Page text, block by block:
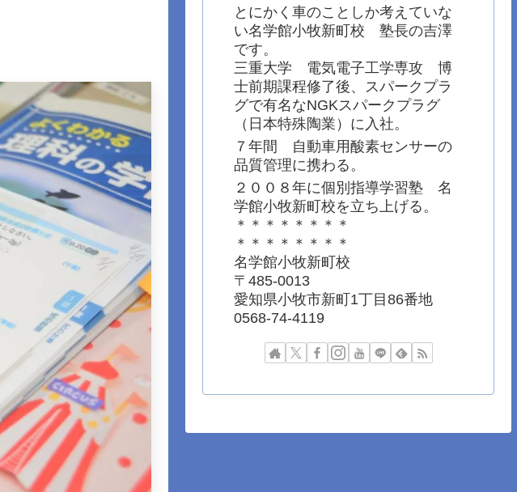
とにかく車のことしか考えていな
い名学館小牧新町校 塾長の吉澤
です。
三重大学 電気電子工学専攻 博
士前期課程修了後、スパークプラ
グで有名なNGKスパークプラグ
（日本特殊陶業）に入社。
７年間 自動車用酸素センサーの
品質管理に携わる。
２００８年に個別指導学習塾 名
学館小牧新町校を立ち上げる。
＊＊＊＊＊＊＊＊
＊＊＊＊＊＊＊＊
名学館小牧新町校
〒485-0013
愛知県小牧市新町1丁目86番地
0568-74-4119